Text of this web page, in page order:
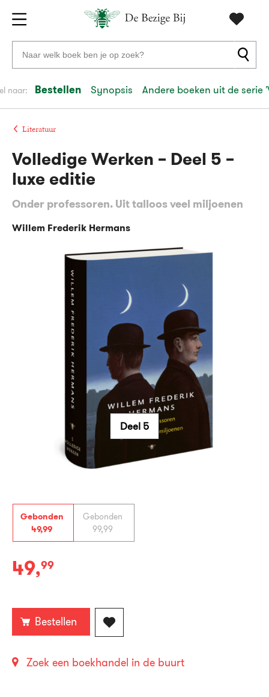
Gratis
verzending
vanaf
20
euro
Voor
23:59
volgendein
Veilig
retourneren
Zoeken
naar
auteurs
en
uitgevers
naar: Bestellen Synopsis Andere boeken uit de serie
Literatuur
Gebonden
49,99
Gebonden
99,99
Gebonden:
49,99
Bestellen
Zoek een boekhandel in de buurt
Volledige Werken – Deel 5 –
luxe editie
Onder professoren. Uit talloos veel miljoenen
Willem Frederik Hermans
Deel 5